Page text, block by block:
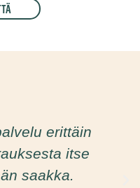
erittäin
itse
saakka.